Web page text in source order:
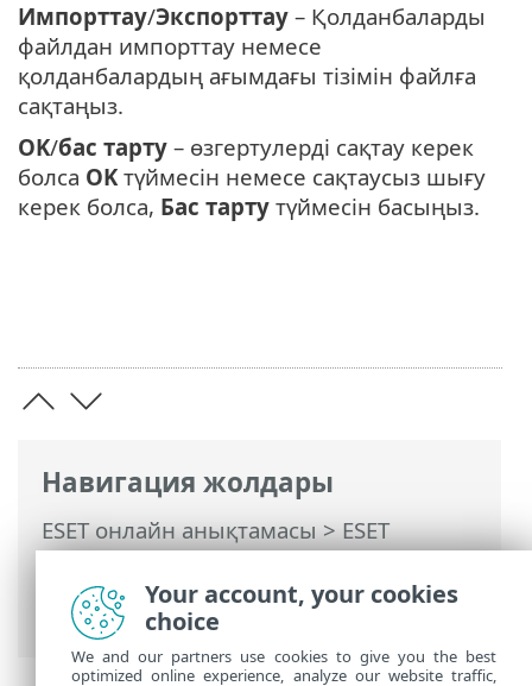
Навигация жолдары
ESET онлайн анықтамасы>ESET
Endpoint Antivirus>Кеңейтілген орнату
Қорғаныстар >SSL/TLS > Қолданбаны
қарап шығу ережелері
Импорттау/Экспорттау – Қолданбаларды
файлдан импорттау немесе
қолданбалардың ағымдағы тізімін файлға
сақтаңыз.
OK/бас тарту – өзгертулерді сақтау керек
болса OKтүймесін немесе сақтаусыз шығу
керек болса, Бас тарту түймесін басыңыз.
Your account, your cookies
choice
We and our partners use cookies to give you the best
optimized online experience, analyze our website traffic,